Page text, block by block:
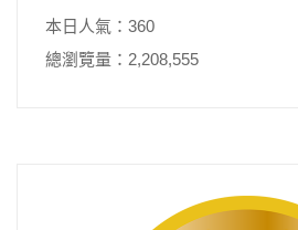
本日人氣：360
總瀏覽量：2,208,555